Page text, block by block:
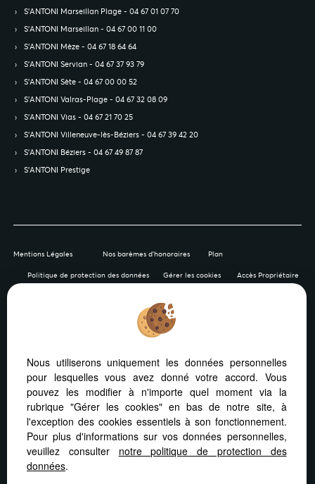
S’ANTONI Marseillan Plage - 04 67 01 07 70
S’ANTONI Marseillan - 04 67 00 11 00
S’ANTONI Mèze - 04 67 18 64 64
S’ANTONI Servian - 04 67 37 93 79
S’ANTONI Sète - 04 67 00 00 52
S’ANTONI Valras-Plage - 04 67 32 08 09
S’ANTONI Vias - 04 67 21 70 25
S’ANTONI Villeneuve-lès-Béziers - 04 67 39 42 20
S’ANTONI Béziers - 04 67 49 87 87
S’ANTONI Prestige
Mentions Légales Nos barèmes d'honoraires Plan
Politique de protection des données Gérer les cookies Accès Propriétaire
Afin de vous offrir un confort de lecture permanent, depuis
votre PC, votre tablette ou votre smartphone, notre site
s’adapte automatiquement aux différents types d'écrans
Logiciel immobilier
Nous utiliserons uniquement les données personnelles
pour lesquelles vous avez donné votre accord. Vous
pouvez les modifier à n'importe quel moment via la
rubrique "Gérer les cookies" en bas de notre site, à
l'exception des cookies essentiels à son fonctionnement.
Pour plus d'informations sur vos données personnelles,
veuillez consulter notre politique de protection des
données.